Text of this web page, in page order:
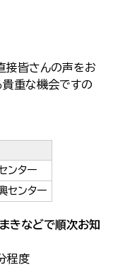
接皆さんの声をお
貴重な機会ですの
ンター
センター
きなどで順次お知
程度